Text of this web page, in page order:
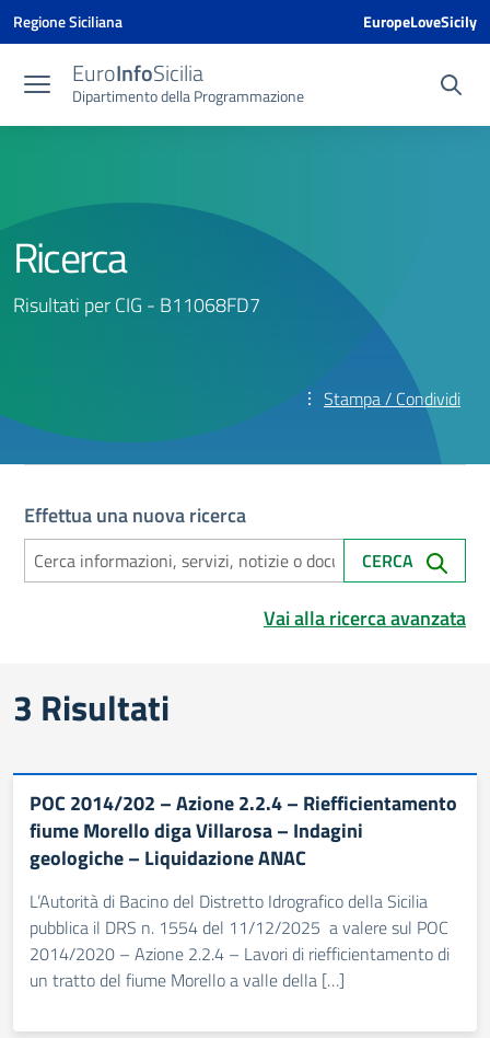
Vai ai contenuti
Vai al menu di navigazione
Vai al footer
Vai al banner delle Cookie Policy
Regione Siciliana EuropeLoveSicily
EuroInfoSicilia
Dipartimento della Programmazione
Ricerca
Risultati per CIG - B11068FD7
Stampa / Condividi
Effettua una nuova ricerca
CERCA
Vai alla ricerca avanzata
Risultati di ricerca
3 Risultati
POC 2014/202 – Azione 2.2.4 – Riefficientamento
fiume Morello diga Villarosa – Indagini
geologiche – Liquidazione ANAC
L’Autorità di Bacino del Distretto Idrografico della Sicilia
pubblica il DRS n. 1554 del 11/12/2025 a valere sul POC
2014/2020 – Azione 2.2.4 – Lavori di riefficientamento di
un tratto del fiume Morello a valle della […]